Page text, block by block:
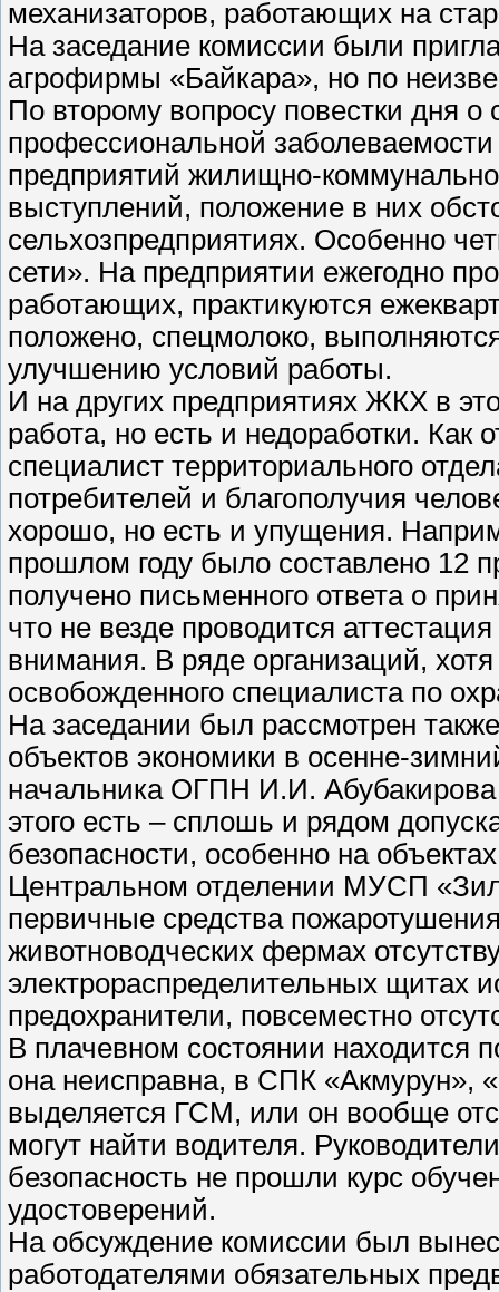
механизаторов, работающих на
На заседание комиссии были
агрофирмы «Байкара», но по
По второму вопросу повестки дня
профессиональной
предприятий жилищно-
выступлений, положение в них
сельхозпредприятиях. Особенно
сети». На предприятии ежегодно
работающих, практикуются
положено, спецмолоко,
улучшению условий работы.
И на других предприятиях ЖКХ в
работа, но есть и недоработки. Как
специалист территориального
потребителей и благополучия
хорошо, но есть и упущения.
прошлом году было составлено 12
получено письменного ответа о
что не везде проводится
внимания. В ряде организаций,
освобожденного специалиста по
На заседании был рассмотрен
объектов экономики в осенне-
начальника ОГПН И.И.
этого есть – сплошь и рядом
безопасности, особенно на
Центральном отделении МУСП
первичные средства
животноводческих фермах
электрораспределительных щитах
предохранители, повсеместно
В плачевном состоянии находится
она неисправна, в СПК «Акмурун»,
выделяется ГСМ, или он вообще
могут найти водителя.
безопасность не прошли курс
удостоверений.
На обсуждение комиссии был
работодателями обязательных